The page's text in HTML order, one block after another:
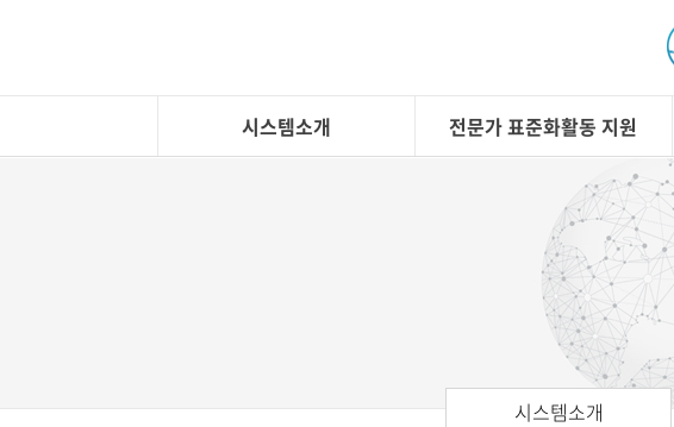
시스템소개 전문가 표준화활동 지원
시스템소개